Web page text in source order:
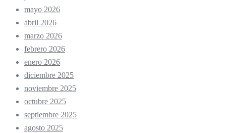
mayo 2026
abril 2026
marzo 2026
febrero 2026
enero 2026
diciembre 2025
noviembre 2025
octubre 2025
septiembre 2025
agosto 2025